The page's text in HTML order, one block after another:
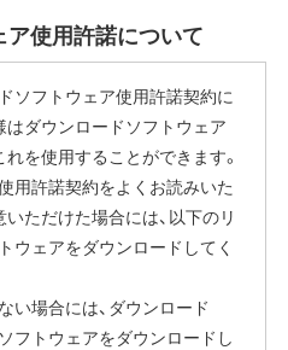
を含む情報を提供いただくこ
の氏名その他の個人情報と紐
の当社サーバーへ自動送信さ
ことがあり、この場合、当社
人情報として取り扱い、お客
製品を含む当社の製品の改
。
使用許諾について
ソフトウェア使用許諾契約に
はダウンロードソフトウェア
を使用することができます。
用許諾契約をよくお読みいた
ただけた場合には、以下のリ
ウェアをダウンロードしてく
い場合には、ダウンロード
フトウェアをダウンロードし